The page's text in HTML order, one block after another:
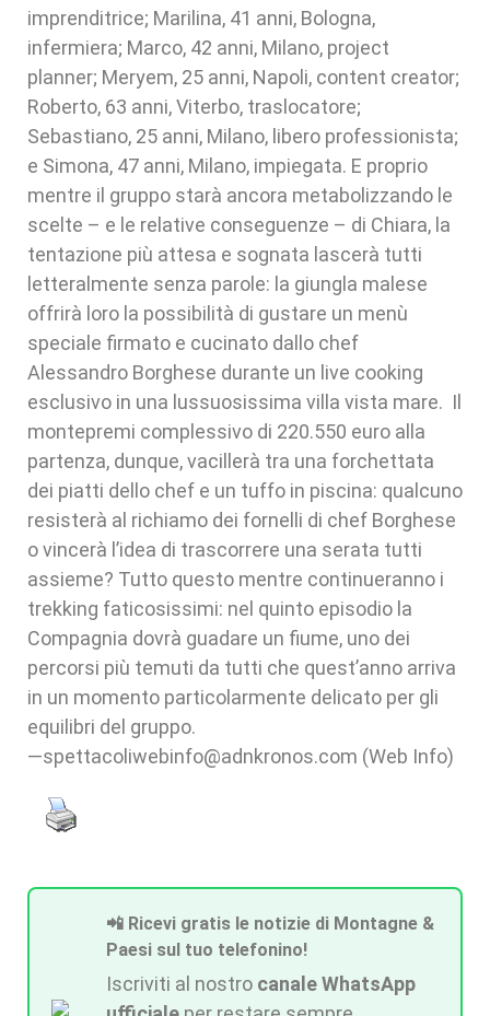
imprenditrice; Marilina, 41 anni, Bologna,
infermiera; Marco, 42 anni, Milano, project
planner; Meryem, 25 anni, Napoli, content creator;
Roberto, 63 anni, Viterbo, traslocatore;
Sebastiano, 25 anni, Milano, libero professionista;
e Simona, 47 anni, Milano, impiegata. E proprio
mentre il gruppo starà ancora metabolizzando le
scelte – e le relative conseguenze – di Chiara, la
tentazione più attesa e sognata lascerà tutti
letteralmente senza parole: la giungla malese
offrirà loro la possibilità di gustare un menù
speciale firmato e cucinato dallo chef
Alessandro Borghese durante un live cooking
esclusivo in una lussuosissima villa vista mare. Il
montepremi complessivo di 220.550 euro alla
partenza, dunque, vacillerà tra una forchettata
dei piatti dello chef e un tuffo in piscina: qualcuno
resisterà al richiamo dei fornelli di chef Borghese
o vincerà l’idea di trascorrere una serata tutti
assieme? Tutto questo mentre continueranno i
trekking faticosissimi: nel quinto episodio la
Compagnia dovrà guadare un fiume, uno dei
percorsi più temuti da tutti che quest’anno arriva
in un momento particolarmente delicato per gli
equilibri del gruppo.
—spettacoliwebinfo@adnkronos.com (Web Info)
📲 Ricevi gratis le notizie di Montagne &
Paesi sul tuo telefonino!
Iscriviti al nostro canale WhatsApp